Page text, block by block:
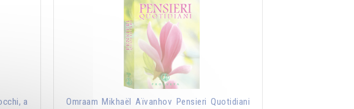
a
Omraam Mikhaël Aïvanhov Pensieri Quotidiani